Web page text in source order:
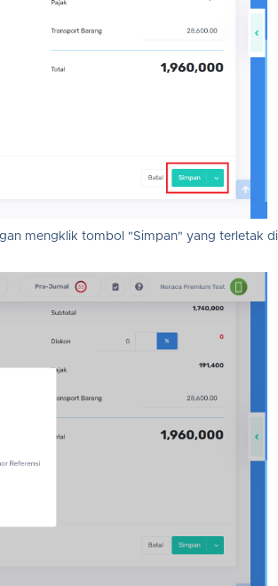
mengklik tombol "Simpan" yang terletak di